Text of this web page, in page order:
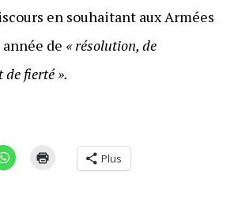
en souhaitant aux Armées
de « résolution, de
fierté ».
Plus